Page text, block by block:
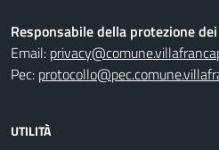
Responsabile della protezione
Email:
Pec:
UTILITÀ